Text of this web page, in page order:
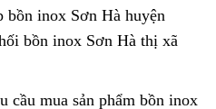
bồn inox Sơn Hà huyện
bồn inox Sơn Hà thị xã
cầu mua sản phẩm bồn inox